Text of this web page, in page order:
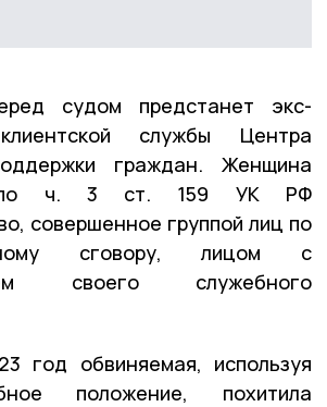
судом предстанет экс-
службы Центра
граждан. Женщина
по ч. 3 ст. 159 УК РФ
совершенное группой лиц по
сговору, лицом с
своего служебного
год обвиняемая, используя
положение, похитила